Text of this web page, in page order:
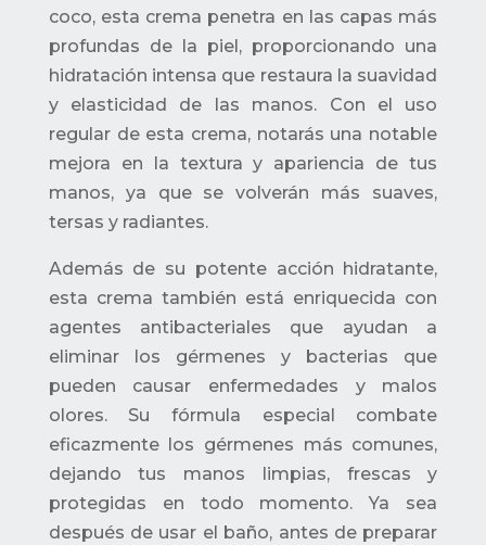
coco, esta crema penetra en las capas más
profundas de la piel, proporcionando una
hidratación intensa que restaura la suavidad
y elasticidad de las manos. Con el uso
regular de esta crema, notarás una notable
mejora en la textura y apariencia de tus
manos, ya que se volverán más suaves,
tersas y radiantes.
Además de su potente acción hidratante,
esta crema también está enriquecida con
agentes antibacteriales que ayudan a
eliminar los gérmenes y bacterias que
pueden causar enfermedades y malos
olores. Su fórmula especial combate
eficazmente los gérmenes más comunes,
dejando tus manos limpias, frescas y
protegidas en todo momento. Ya sea
después de usar el baño, antes de preparar